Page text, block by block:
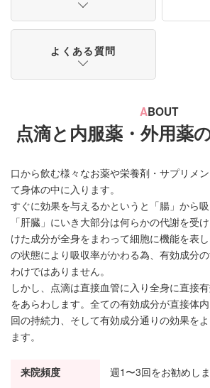
よくある質問
ABOUT
点滴と内服薬・外用薬
口から飲む様々なお薬や栄養剤・サプリメ
て身体の中に入ります。
すぐに効果を与えるかというと「腸」から
「肝臓」にいき大部分は何らかの代謝を受
けた成分が全身をまわって細胞に機能を表
の状態により吸収率がかわる為、有効成分
わけではありません。
しかし、点滴は直接血管に入り全身に直接
をあらわします。全ての有効成分が直接体
回の持続力、そして有効成分通りの効果を
ます。
来院頻度 週1〜3回をお勧めしま